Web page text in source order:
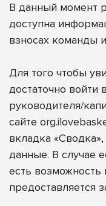
В данный момент
доступна
взносах команды
Для того чтобы
достаточно войти
руководителя/
сайте
вкладка
данные. В случае
есть
предоставляется